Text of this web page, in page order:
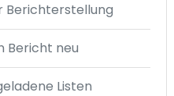
Berichterstellung
Bericht neu
Listen